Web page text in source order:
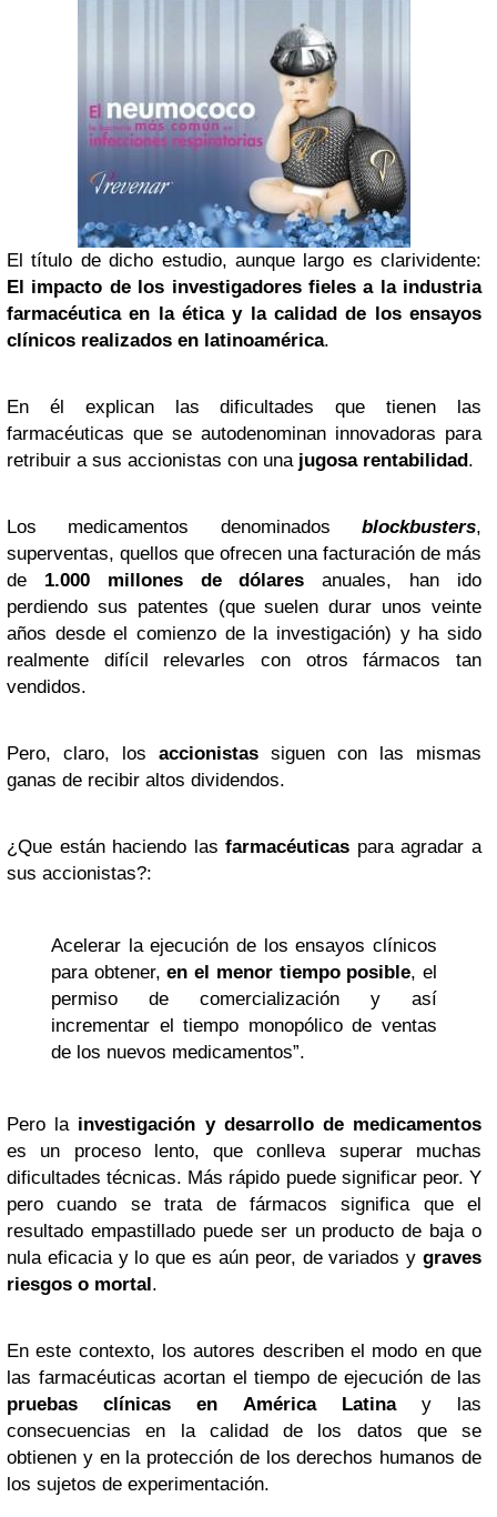
El título de dicho estudio, aunque largo es clarividente:
El impacto de los investigadores fieles a la industria
farmacéutica en la ética y la calidad de los ensayos
clínicos realizados en latinoamérica.
En él explican las dificultades que tienen las
farmacéuticas que se autodenominan innovadoras para
retribuir a sus accionistas con una jugosa rentabilidad.
Los medicamentos denominados blockbusters,
superventas, quellos que ofrecen una facturación de más
de 1.000 millones de dólares anuales, han ido
perdiendo sus patentes (que suelen durar unos veinte
años desde el comienzo de la investigación) y ha sido
realmente difícil relevarles con otros fármacos tan
vendidos.
Pero, claro, los accionistas siguen con las mismas
ganas de recibir altos dividendos.
¿Que están haciendo lasfarmacéuticas para agradar a
sus accionistas?:
Acelerar la ejecución de los ensayos clínicos
para obtener,en el menor tiempo posible, el
permiso de comercialización y así
incrementar el tiempo monopólico de ventas
de los nuevos medicamentos”.
Pero la investigación y desarrollo de medicamentos
es un proceso lento, que conlleva superar muchas
dificultades técnicas. Más rápido puede significar peor. Y
pero cuando se trata de fármacos significa que el
resultado empastillado puede ser un producto de baja o
nula eficacia y lo que es aún peor, de variados y graves
riesgos o mortal.
En este contexto, los autores describen el modo en que
las farmacéuticas acortan el tiempo de ejecución de las
pruebas clínicas en América Latinay las
consecuencias en la calidad de los datos que se
obtienen y en la protección de los derechos humanos de
los sujetos de experimentación.